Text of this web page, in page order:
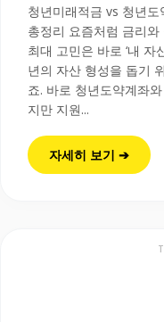
청년미래적금 vs 청년
총정리 요즘처럼 금리
최대 고민은 바로 ‘내 자
년의 자산 형성을 돕기
죠. 바로 청년도약계좌
지만 지원...
자세히 보기 ➔